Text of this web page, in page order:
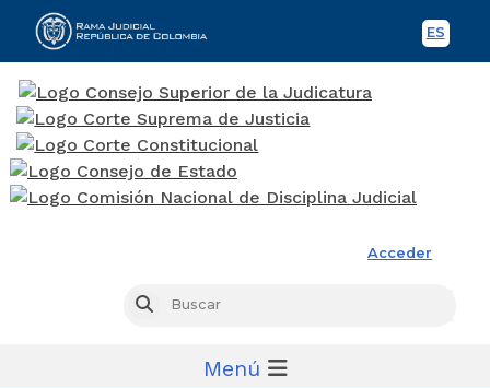
ES
Acceder
Buscar
Menú